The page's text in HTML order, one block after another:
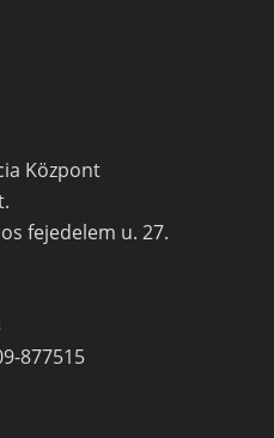
Központ
fejedelem u. 27.
877515